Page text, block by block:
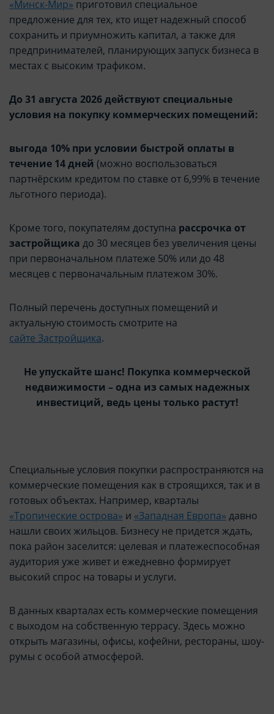
«Минск-Мир» приготовил специальное
предложение для тех, кто ищет надежный способ
сохранить и приумножить капитал, а также для
предпринимателей, планирующих запуск бизнеса в
местах с высоким трафиком.
До 31 августа 2026 действуют специальные
условия на покупку коммерческих помещений:
выгода 10% при условии быстрой оплаты в
течение 14 дней (можно воспользоваться
партнёрским кредитом по ставке от 6,99% в течение
льготного периода).
Кроме того, покупателям доступна рассрочка от
застройщика до 30 месяцев без увеличения цены
при первоначальном платеже 50% или до 48
месяцев с первоначальным платежом 30%.
Полный перечень доступных помещений и
актуальную стоимость смотрите на
сайте Застройщика.
Не упускайте шанс! Покупка коммерческой
недвижимости – одна из самых надежных
инвестиций, ведь цены только растут!
Специальные условия покупки распространяются на
коммерческие помещения как в строящихся, так и в
готовых объектах. Например, кварталы
«Тропические острова» и «Западная Европа» давно
нашли своих жильцов. Бизнесу не придется ждать,
пока район заселится: целевая и платежеспособная
аудитория уже живет и ежедневно формирует
высокий спрос на товары и услуги.
В данных кварталах есть коммерческие помещения
с выходом на собственную террасу. Здесь можно
открыть магазины, офисы, кофейни, рестораны, шоу-
румы с особой атмосферой.